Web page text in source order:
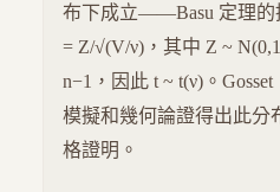
布下成立——Basu 定理的
= Z/√(V/ν)，其中 Z ~
n−1，因此 t ~ t(ν)。
模擬和幾何論證得出此分
格證明。